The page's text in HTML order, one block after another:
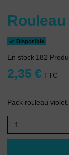
Disponible
En stock 182
2,35 € TTC
Pack rouleau violet.